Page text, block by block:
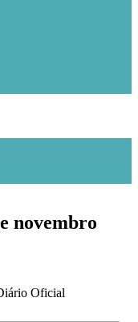
novembro
Oficial